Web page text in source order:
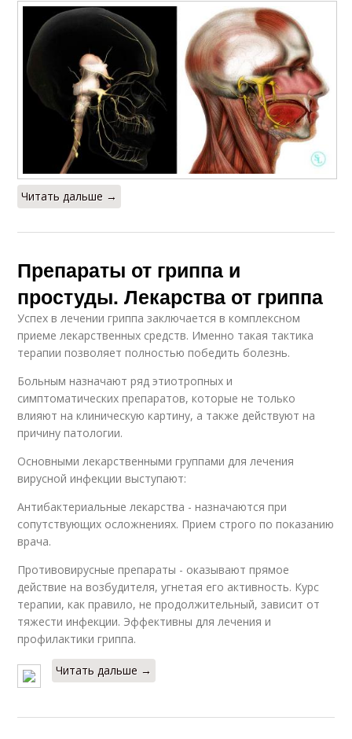
Читать дальше →
Препараты от гриппа и
простуды. Лекарства от гриппа
Успех в лечении гриппа заключается в комплексном
приеме лекарственных средств. Именно такая тактика
терапии позволяет полностью победить болезнь.
Больным назначают ряд этиотропных и
симптоматических препаратов, которые не только
влияют на клиническую картину, а также действуют на
причину патологии.
Основными лекарственными группами для лечения
вирусной инфекции выступают:
Антибактериальные лекарства - назначаются при
сопутствующих осложнениях. Прием строго по показанию
врача.
Противовирусные препараты - оказывают прямое
действие на возбудителя, угнетая его активность. Курс
терапии, как правило, не продолжительный, зависит от
тяжести инфекции. Эффективны для лечения и
профилактики гриппа.
Читать дальше →